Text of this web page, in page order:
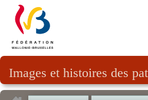
Images et histoires des